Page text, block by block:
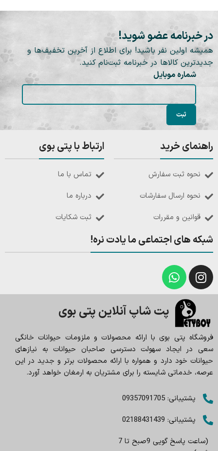
در خبرنامه عضو شوید!
همیشه اولین نفر باشید! برای اطلاع از آخرین تخفیف‌ها و
جدیدترین کالاها در خبرنامه ثبت‌نام کنید.
شماره موبایل
راهنمای خرید
نحوه ثبت سفارش
نحوه ارسال سفارشات
قوانین و مقررات
ارتباط با پتی بوی
تماس با ما
درباره ما
ثبت شکایات
شبکه های اجتماعی ما یادت نره!
پت شاپ آنلاین پتی بوی
فروشگاه پتی بوی با ارائه محصولات و ملزومات حیوانات خانگی
سعی در ایجاد سهولت دسترسی صاحبان حیوانات به نیازهای
حیوانات خود دارد و همواره با ارائه محصولات برتر و جدید در این
عرصه، خدماتی شایسته را برای مشتریان به ارمغان خواهد آورد.
پشتیبانی: 09357091705
پشتیبانی: 02188431439
(ساعت پاسخ گویی 9صبح تا 7